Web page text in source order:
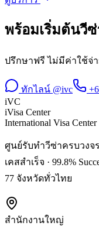
พร้อมเริ่มต้นวีซ่
ปรึกษาฟรี ไม่มีค่าใช้จ่
ทักไลน์ @ivc
iVC
iVisa Center
International Visa Center
ศูนย์รับทำวีซ่าครบวงจ
เคสสำเร็จ · 99.8%
77 จังหวัดทั่วไทย
สำนักงานใหญ่